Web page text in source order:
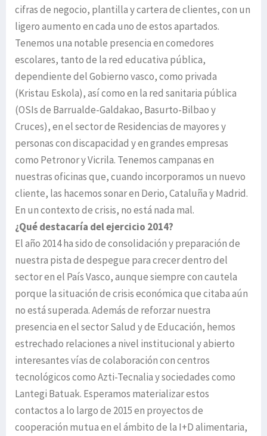
cifras de negocio, plantilla y cartera de clientes, con un
ligero aumento en cada uno de estos apartados.
Tenemos una notable presencia en comedores
escolares, tanto de la red educativa pública,
dependiente del Gobierno vasco, como privada
(Kristau Eskola), así como en la red sanitaria pública
(OSIs de Barrualde-Galdakao, Basurto-Bilbao y
Cruces), en el sector de Residencias de mayores y
personas con discapacidad y en grandes empresas
como Petronor y Vicrila. Tenemos campanas en
nuestras oficinas que, cuando incorporamos un nuevo
cliente, las hacemos sonar en Derio, Cataluña y Madrid.
En un contexto de crisis, no está nada mal.
¿Qué destacaría del ejercicio 2014?
El año 2014 ha sido de consolidación y preparación de
nuestra pista de despegue para crecer dentro del
sector en el País Vasco, aunque siempre con cautela
porque la situación de crisis económica que citaba aún
no está superada. Además de reforzar nuestra
presencia en el sector Salud y de Educación, hemos
estrechado relaciones a nivel institucional y abierto
interesantes vías de colaboración con centros
tecnológicos como Azti-Tecnalia y sociedades como
Lantegi Batuak. Esperamos materializar estos
contactos a lo largo de 2015 en proyectos de
cooperación mutua en el ámbito de la I+D alimentaria,